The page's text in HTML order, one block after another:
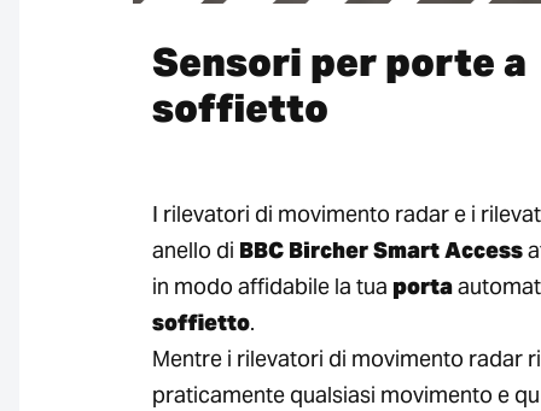
Sensori per porte a
soffietto
I rilevatori di movimento radar e i
anello di BBC Bircher Smart Access
in modo affidabile la tua porta
soffietto.
Mentre i rilevatori di movimento radar
praticamente qualsiasi movimento e